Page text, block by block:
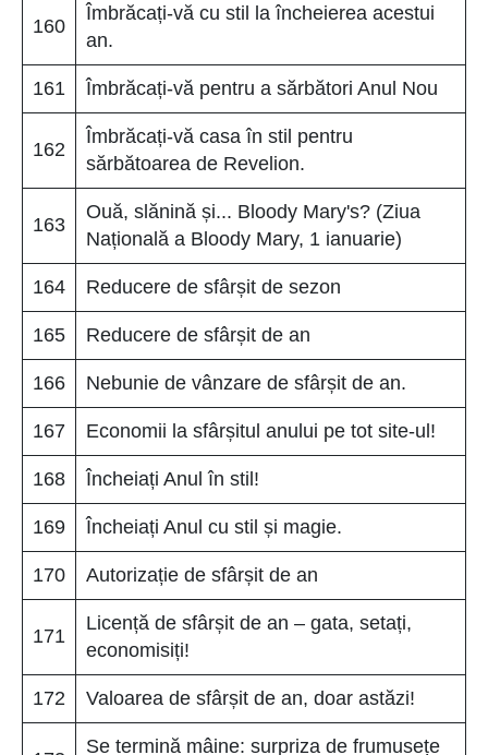
160
Îmbrăcați-vă cu stil la încheierea acestui
an.
161 Îmbrăcați-vă pentru a sărbători Anul Nou
162
Îmbrăcați-vă casa în stil pentru
sărbătoarea de Revelion.
163
Ouă, slănină și... Bloody Mary's? (Ziua
Națională a Bloody Mary, 1 ianuarie)
164 Reducere de sfârșit de sezon
165 Reducere de sfârșit de an
166 Nebunie de vânzare de sfârșit de an.
167 Economii la sfârșitul anului pe tot site-ul!
168 Încheiați Anul în stil!
169 Încheiați Anul cu stil și magie.
170 Autorizație de sfârșit de an
171
Licență de sfârșit de an – gata, setați,
economisiți!
172 Valoarea de sfârșit de an, doar astăzi!
Se termină mâine: surpriza de frumusețe